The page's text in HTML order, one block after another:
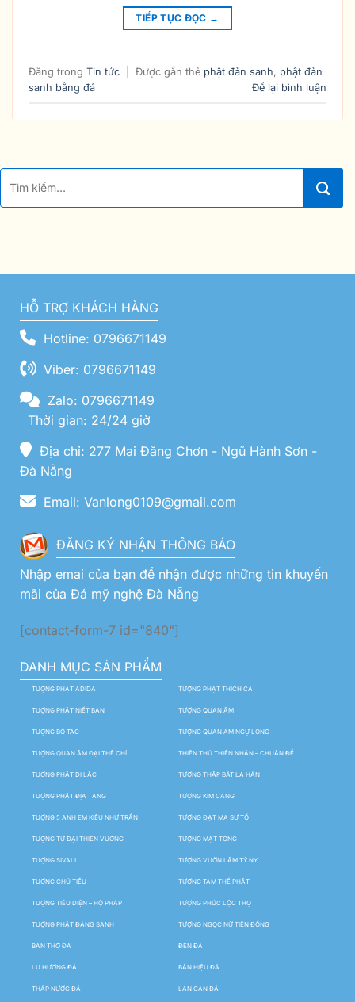
TIẾP TỤC ĐỌC →
Đăng trong Tin tức Được gắn thẻ phật đản sanh, phật đản
sanh bằng đá
Để lại bình luận
HỖ TRỢ KHÁCH HÀNG
Hotline: 0796671149
Viber: 0796671149
Zalo: 0796671149
Thời gian: 24/24 giờ
Địa chỉ: 277 Mai Đăng Chơn - Ngũ Hành Sơn -
Đà Nẵng
Email: Vanlong0109@gmail.com
ĐĂNG KÝ NHẬN THÔNG BÁO
Nhập emai của bạn để nhận được những tin khuyến
mãi của Đá mỹ nghệ Đà Nẵng
[contact-form-7 id="840"]
DANH MỤC SẢN PHẨM
TƯỢNG PHẬT ADIDA TƯỢNG PHẬT THÍCH CA
TƯỢNG PHẬT NIẾT BÀN TƯỢNG QUAN ÂM
TƯỢNG BỒ TÁC TƯỢNG QUAN ÂM NGỰ LONG
TƯỢNG QUAN ÂM ĐẠI THẾ CHÍ THIÊN THỦ THIÊN NHÃN – CHUẨN ĐỀ
TƯỢNG PHẬT DI LẶC TƯỢNG THẬP BÁT LA HÁN
TƯỢNG PHẬT ĐỊA TẠNG TƯỢNG KIM CANG
TƯỢNG 5 ANH EM KIỀU NHƯ TRẦN TƯỢNG ĐẠT MA SƯ TỔ
TƯỢNG TỨ ĐẠI THIÊN VƯƠNG TƯỢNG MẬT TÔNG
TƯỢNG SIVALI TƯỢNG VƯỜN LÂM TỲ NY
TƯỢNG CHÚ TIỂU TƯỢNG TAM THẾ PHẬT
TƯỢNG TIÊU DIỆN – HỘ PHÁP TƯỢNG PHÚC LỘC THỌ
TƯỢNG PHẬT ĐẢNG SANH TƯỢNG NGỌC NỮ TIÊN ĐỒNG
BÀN THỜ ĐÁ ĐÈN ĐÁ
LƯ HƯƠNG ĐÁ BẢN HIỆU ĐÁ
THÁP NƯỚC ĐÁ LAN CAN ĐÁ